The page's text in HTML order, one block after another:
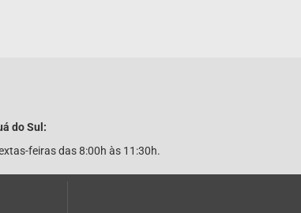
do Sul:
feiras das 8:00h às 11:30h.